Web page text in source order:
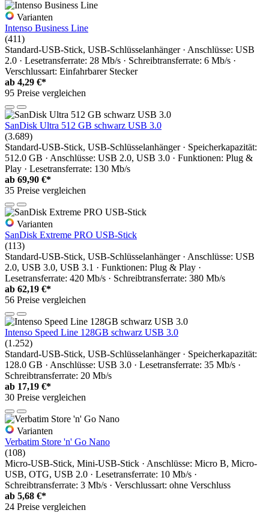
Varianten
Intenso Business Line
(411)
Standard-USB-Stick, USB-Schlüsselanhänger · Anschlüsse: USB
2.0 · Lesetransferrate: 28 Mb/s · Schreibtransferrate: 6 Mb/s ·
Verschlussart: Einfahrbarer Stecker
ab 4,29 €*
95 Preise vergleichen
SanDisk Ultra 512 GB schwarz USB 3.0
(3.689)
Standard-USB-Stick, USB-Schlüsselanhänger · Speicherkapazität:
512.0 GB · Anschlüsse: USB 2.0, USB 3.0 · Funktionen: Plug &
Play · Lesetransferrate: 130 Mb/s
ab 69,90 €*
35 Preise vergleichen
Varianten
SanDisk Extreme PRO USB-Stick
(113)
Standard-USB-Stick, USB-Schlüsselanhänger · Anschlüsse: USB
2.0, USB 3.0, USB 3.1 · Funktionen: Plug & Play ·
Lesetransferrate: 420 Mb/s · Schreibtransferrate: 380 Mb/s
ab 62,19 €*
56 Preise vergleichen
Intenso Speed Line 128GB schwarz USB 3.0
(1.252)
Standard-USB-Stick, USB-Schlüsselanhänger · Speicherkapazität:
128.0 GB · Anschlüsse: USB 3.0 · Lesetransferrate: 35 Mb/s ·
Schreibtransferrate: 20 Mb/s
ab 17,19 €*
30 Preise vergleichen
Varianten
Verbatim Store 'n' Go Nano
(108)
Micro-USB-Stick, Mini-USB-Stick · Anschlüsse: Micro B, Micro-
USB, OTG, USB 2.0 · Lesetransferrate: 10 Mb/s ·
Schreibtransferrate: 3 Mb/s · Verschlussart: ohne Verschluss
ab 5,68 €*
24 Preise vergleichen